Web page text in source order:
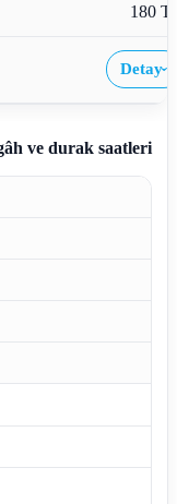
180
Detay›
ve durak saatleri